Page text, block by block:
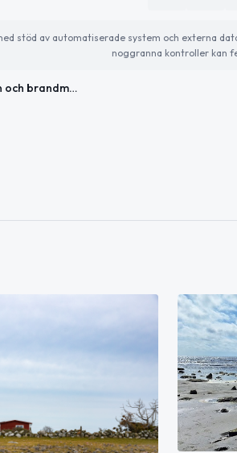
stöd av automatiserade system och externa
noggranna kontroller kan
Fothälsodagen och brandmännens dag uppmärksammas idag